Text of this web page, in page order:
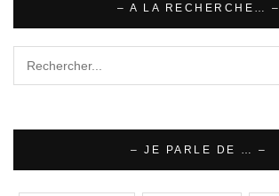
– A LA RECHERCHE… –
– JE PARLE DE … –